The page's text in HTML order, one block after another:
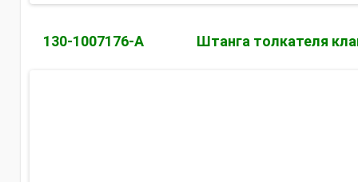
130-1007176-А Штанга толкателя